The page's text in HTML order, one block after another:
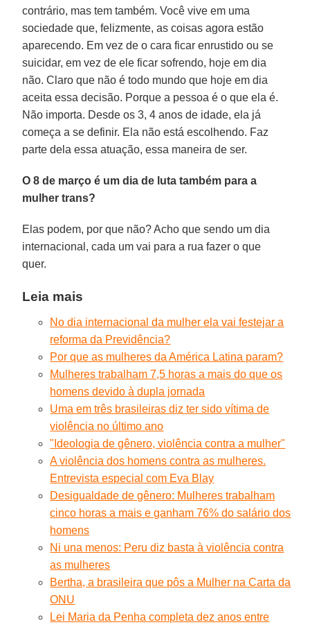
contrário, mas tem também. Você vive em uma
sociedade que, felizmente, as coisas agora estão
aparecendo. Em vez de o cara ficar enrustido ou se
suicidar, em vez de ele ficar sofrendo, hoje em dia
não. Claro que não é todo mundo que hoje em dia
aceita essa decisão. Porque a pessoa é o que ela é.
Não importa. Desde os 3, 4 anos de idade, ela já
começa a se definir. Ela não está escolhendo. Faz
parte dela essa atuação, essa maneira de ser.
O 8 de março é um dia de luta também para a
mulher trans?
Elas podem, por que não? Acho que sendo um dia
internacional, cada um vai para a rua fazer o que
quer.
Leia mais
No dia internacional da mulher ela vai festejar a
reforma da Previdência?
Por que as mulheres da América Latina param?
Mulheres trabalham 7,5 horas a mais do que os
homens devido à dupla jornada
Uma em três brasileiras diz ter sido vítima de
violência no último ano
"Ideologia de gênero, violência contra a mulher"
A violência dos homens contra as mulheres.
Entrevista especial com Eva Blay
Desigualdade de gênero: Mulheres trabalham
cinco horas a mais e ganham 76% do salário dos
homens
Ni una menos: Peru diz basta à violência contra
as mulheres
Bertha, a brasileira que pôs a Mulher na Carta da
ONU
Lei Maria da Penha completa dez anos entre